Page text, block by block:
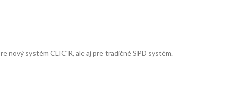
nový systém CLIC'R, ale aj pre tradičné SPD systém.